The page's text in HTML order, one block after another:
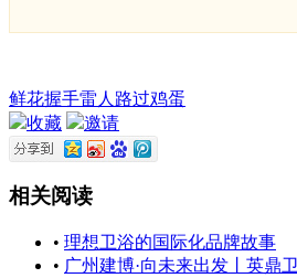
鲜花握手雷人 路过鸡蛋
收藏
邀请
相关阅读
• 理想卫浴的国际化品牌故事
• 广州建博·向未来出发丨英鼎